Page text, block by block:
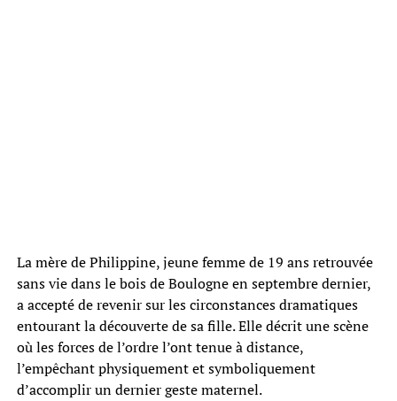
La mère de Philippine, jeune femme de 19 ans retrouvée
sans vie dans le bois de Boulogne en septembre dernier,
a accepté de revenir sur les circonstances dramatiques
entourant la découverte de sa fille. Elle décrit une scène
où les forces de l’ordre l’ont tenue à distance,
l’empêchant physiquement et symboliquement
d’accomplir un dernier geste maternel.